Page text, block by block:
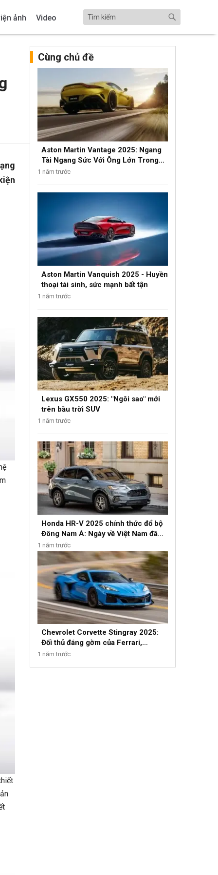
ảnh Video
Cùng chủ đề
Aston Martin Vantage 2025: Ngang
Tài Ngang Sức Với Ông Lớn Trong
Phân Khúc Luxury
1 năm trước
Aston Martin Vanquish 2025 - Huyền
thoại tái sinh, sức mạnh bất tận
1 năm trước
Lexus GX550 2025: "Ngôi sao" mới
trên bầu trời SUV
1 năm trước
Honda HR-V 2025 chính thức đổ bộ
Đông Nam Á: Ngày về Việt Nam đã
gần kề?
1 năm trước
Chevrolet Corvette Stingray 2025:
Đối thủ đáng gờm của Ferrari,
Lamborghini
1 năm trước